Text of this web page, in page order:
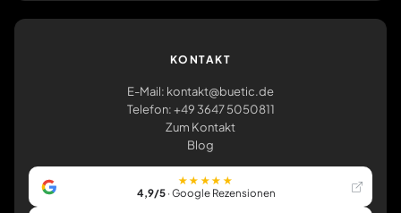
KONTAKT
E-Mail: kontakt@buetic.de
Telefon: +49 3647 5050811
Zum Kontakt
Blog
★★★★★
4,9/5· Google Rezensionen